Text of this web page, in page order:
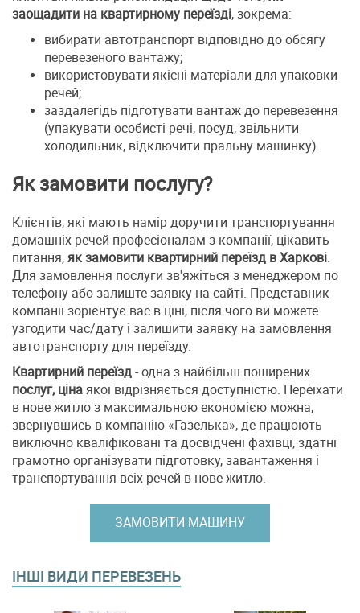
заощадити на квартирному переїзді, зокрема:
вибирати автотранспорт відповідно до обсягу
перевезеного вантажу;
використовувати якісні матеріали для упаковки
речей;
заздалегідь підготувати вантаж до перевезення
(упакувати особисті речі, посуд, звільнити
холодильник, відключити пральну машинку).
Як замовити послугу?
Клієнтів, які мають намір доручити транспортування
домашніх речей професіоналам з компанії, цікавить
питання, як замовити квартирний переїзд в Харкові.
Для замовлення послуги зв'яжіться з менеджером по
телефону або залиште заявку на сайті. Представник
компанії зорієнтує вас в ціні, після чого ви можете
узгодити час/дату і залишити заявку на замовлення
автотранспорту для переїзду.
Квартирний переїзд - одна з найбільш поширених
послуг, ціна якої відрізняється доступністю. Переїхати
в нове житло з максимальною економією можна,
звернувшись в компанію «Газелька», де працюють
виключно кваліфіковані та досвідчені фахівці, здатні
грамотно організувати підготовку, завантаження і
транспортування всіх речей в нове житло.
ЗАМОВИТИ МАШИНУ
ІНШІ ВИДИ ПЕРЕВЕЗЕНЬ